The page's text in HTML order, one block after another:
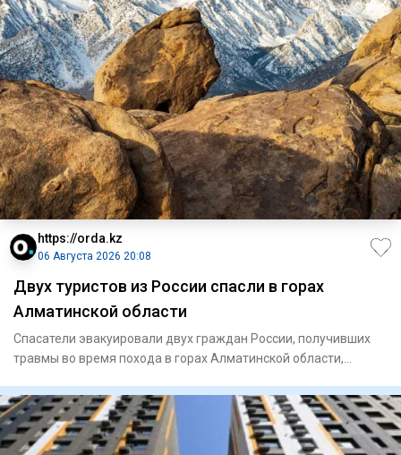
https://orda.kz
06 Августа 2026 20:08
Двух туристов из России спасли в горах
Алматинской области
Спасатели эвакуировали двух граждан России, получивших
травмы во время похода в горах Алматинской области,